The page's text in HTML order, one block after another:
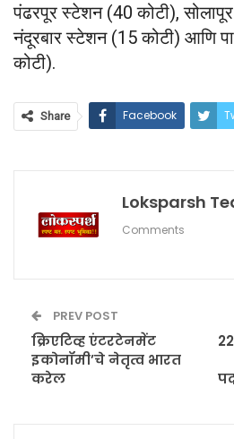
पंढरपूर स्टेशन (40 कोटी),
नंदूरबार स्टेशन (15 कोटी) आणि
कोटी).
Share Facebook
Loksparsh
Comments
PREV POST
क्रिएटिव्ह एंटरटेनमेंट
इकोनॉमी’चे नेतृत्व भारत
करेल